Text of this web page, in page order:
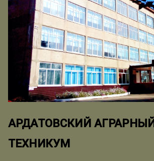
АРДАТОВСКИЙ АГРАРНЫЙ
ТЕХНИКУМ